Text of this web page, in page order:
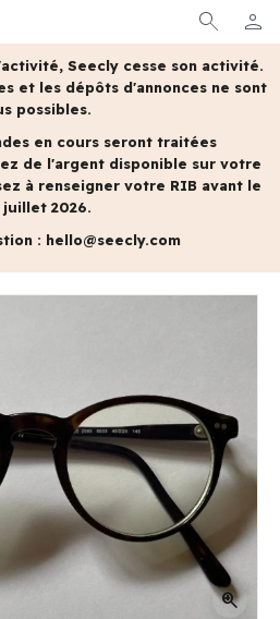
search person
MON
Seecly cesse son activité.
et les dépôts d'annonces ne sont
possibles.
en cours seront traitées
de l'argent disponible sur votre
à renseigner votre RIB avant le
juillet 2026.
: hello@seecly.com
zoom_in